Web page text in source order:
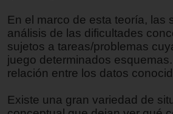
En el marco de esta teoría, las
análisis de las dificultades
sujetos a tareas/problemas
juego determinados
relación entre los datos
Existe una gran variedad de